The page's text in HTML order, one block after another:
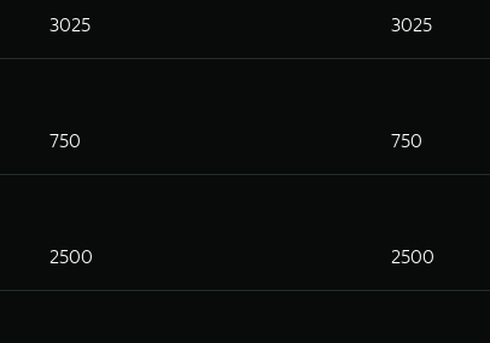
3025 3025
750 750
2500 2500